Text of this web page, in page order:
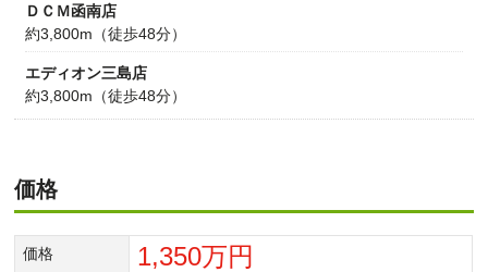
ＤＣＭ函南店
約3,800m（徒歩48分）
エディオン三島店
約3,800m（徒歩48分）
価格
価格 1,350万円